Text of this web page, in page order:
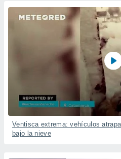
Ventisca extrema: vehículos
bajo la nieve